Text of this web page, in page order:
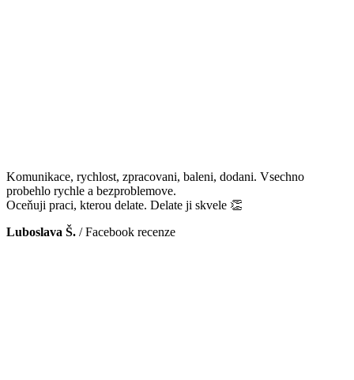
Komunikace, rychlost, zpracovani, baleni, dodani. Vsechno
probehlo rychle a bezproblemove.
Oceňuji praci, kterou delate. Delate ji skvele 👏
Luboslava Š. /Facebook recenze